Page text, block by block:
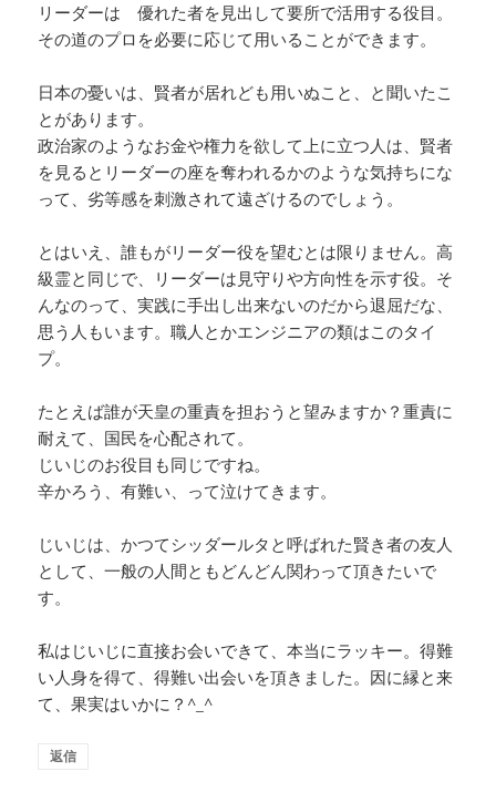
リーダーは 優れた者を見出して要所で活用する役目。
その道のプロを必要に応じて用いることができます。
日本の憂いは、賢者が居れども用いぬこと、と聞いたこ
とがあります。
政治家のようなお金や権力を欲して上に立つ人は、賢者
を見るとリーダーの座を奪われるかのような気持ちにな
って、劣等感を刺激されて遠ざけるのでしょう。
とはいえ、誰もがリーダー役を望むとは限りません。高
級霊と同じで、リーダーは見守りや方向性を示す役。そ
んなのって、実践に手出し出来ないのだから退屈だな、
思う人もいます。職人とかエンジニアの類はこのタイ
プ。
たとえば誰が天皇の重責を担おうと望みますか？重責に
耐えて、国民を心配されて。
じいじのお役目も同じですね。
辛かろう、有難い、って泣けてきます。
じいじは、かつてシッダールタと呼ばれた賢き者の友人
として、一般の人間ともどんどん関わって頂きたいで
す。
私はじいじに直接お会いできて、本当にラッキー。得難
い人身を得て、得難い出会いを頂きました。因に縁と来
て、果実はいかに？^_^
返信